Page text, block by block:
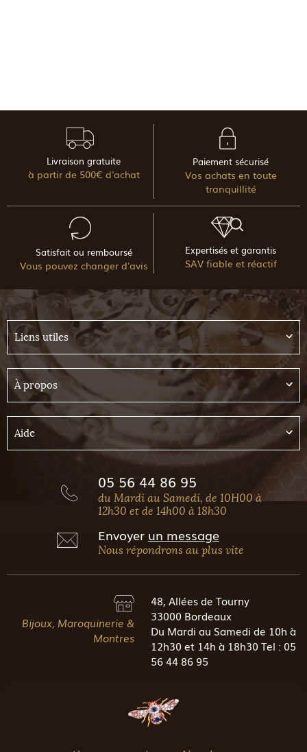
Livraison gratuite
à partir de 500€ d'achat
Paiement sécurisé
Vos achats en toute
tranquillité
Satisfait ou remboursé
Vous pouvez changer d'avis
Expertisés et garantis
SAV fiable et réactif
Liens utiles
À propos
Aide
05 56 44 86 95
du Mardi au Samedi, de 10H00 à
12h30 et de 14h00 à 18h30
Envoyer un message
Nous répondrons au plus vite
Bijoux, Maroquinerie &
Montres
48, Allées de Tourny
33000 Bordeaux
Du Mardi au Samedi de 10h à
12h30 et 14h à 18h30 Tel : 05
56 44 86 95